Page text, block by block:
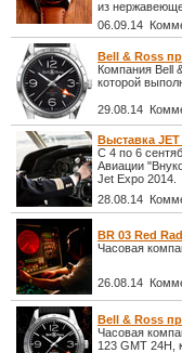
из
06.09.14
Bell & Ross
Компания Bell
которой
29.08.14
Выставка JET
С 4 по 6
Авиации
Jet Expo 2014.
28.08.14
BR 03 Red
Часовая
26.08.14
Bell & Ross
Часовая
123 GMT 24H,